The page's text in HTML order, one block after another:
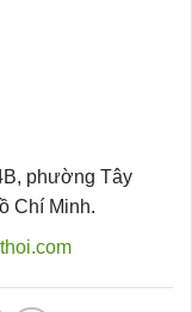
phường Tây
Chí Minh.